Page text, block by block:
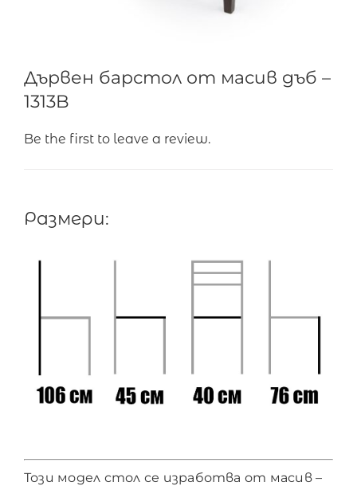
Дървен барстол от масив дъб –
1313B
Be the first to leave a review.
Размери:
Този модел стол се изработва от масив –